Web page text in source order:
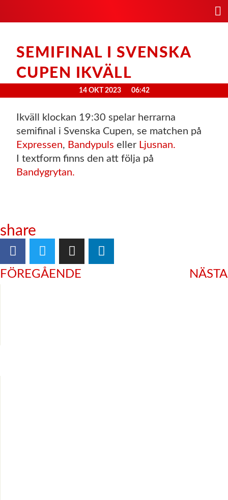
SEMIFINAL I SVENSKA
CUPEN IKVÄLL
14 OKT 2023 06:42
Ikväll klockan 19:30 spelar herrarna
semifinal i Svenska Cupen, se matchen på
Expressen, Bandypuls eller Ljusnan.
I textform finns den att följa på
Bandygrytan.
share
FÖREGÅENDE NÄSTA